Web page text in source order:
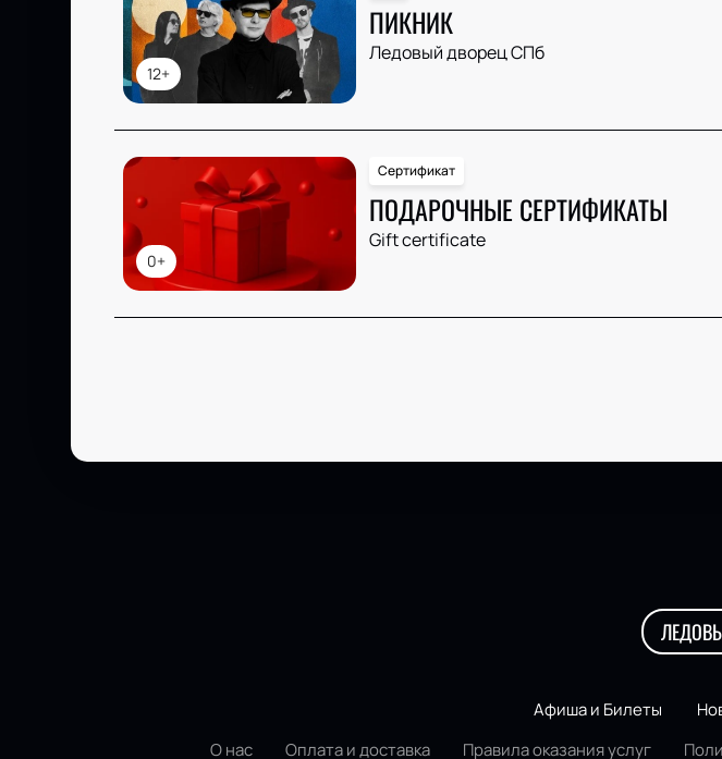
12+
ПИКНИК
Ледовый дворец СПб
0+
Сертификат
ПОДАРОЧНЫЕ СЕРТИФИКАТЫ
Gift certificate
Афиша и Билеты
О нас
Оплата и доставка Правила оказания услуг